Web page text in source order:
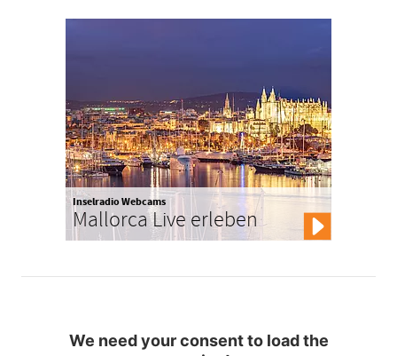
Inselradio Webcams
Mallorca Live erleben
We need your consent to load the